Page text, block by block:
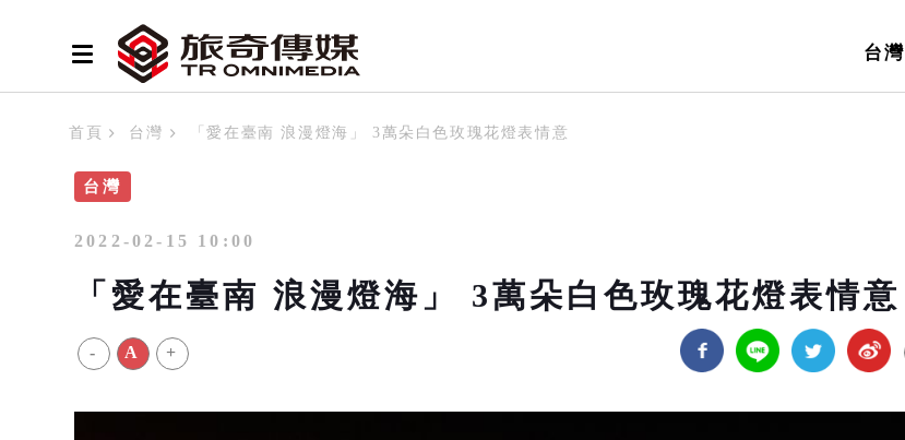
台灣
首頁 台灣 「愛在臺南 浪漫燈海」 3萬朵白色玫瑰花燈表情意
台灣
2022-02-15 10:00
「愛在臺南 浪漫燈海」 3萬朵白色玫瑰花燈表情意
- A +